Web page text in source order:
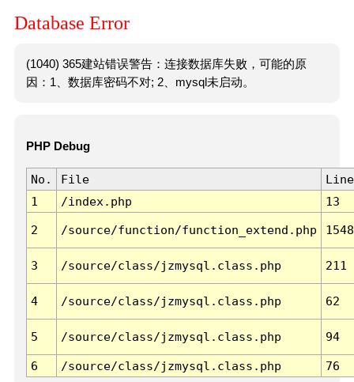
Database Error
(1040) 365建站错误警告：连接数据库失败，可能的原
因：1、数据库密码不对; 2、mysql未启动。
PHP Debug
No. File
Line
1
/index.php 13
2 /source/function/function_extend.php 1548
3 /source/class/jzmysql.class.php 211
4 /source/class/jzmysql.class.php 62
5 /source/class/jzmysql.class.php 94
6 /source/class/jzmysql.class.php 76